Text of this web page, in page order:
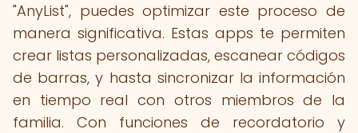
"AnyList", puedes optimizar este proceso de
manera significativa. Estas apps te permiten
crear listas personalizadas, escanear códigos
de barras, y hasta sincronizar la información
en tiempo real con otros miembros de la
familia. Con funciones de recordatorio y